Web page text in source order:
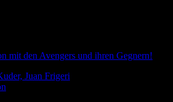
mit den Avengers und ihren Gegnern!
Juan Frigeri